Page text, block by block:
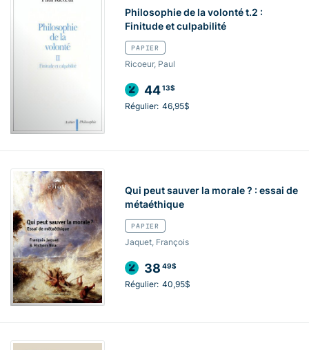
Philosophie de la volonté t.2 :
Finitude et culpabilité
PAPIER
Ricoeur, Paul
4413$
Régulier: 46,95$
Qui peut sauver la morale ? : essai de
métaéthique
PAPIER
Jaquet, François
38 49$
Régulier: 40,95$